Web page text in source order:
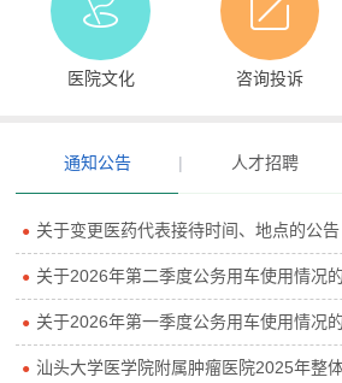
医院文化 咨询投诉
通知公告 | 人才招聘
● 关于变更医药代表接待时间、地点的公告
● 关于2026年第二季度公务用车使用情况
● 关于2026年第一季度公务用车使用情况
● 汕头大学医学院附属肿瘤医院2025年整体支